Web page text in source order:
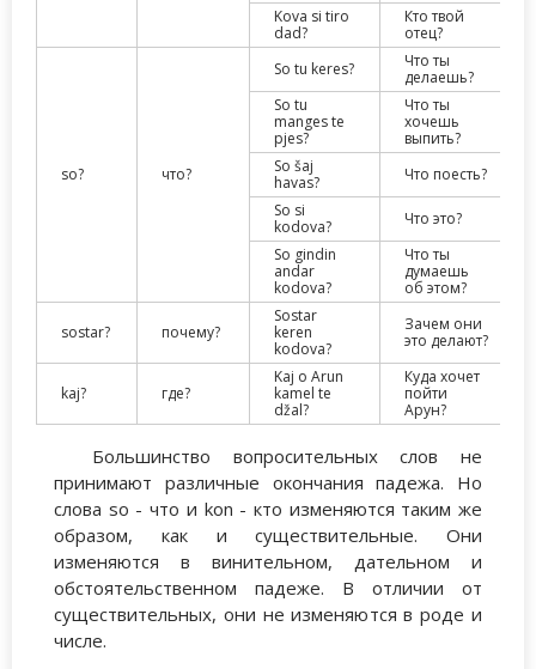
Kova si tiro
dad?
Кто твой
отец?
so? что?
So tu keres?
Что ты
делаешь?
So tu
manges te
pjes?
Что ты
хочешь
выпить?
So šaj
havas?
Что поесть?
So si
kodova?
Что это?
So gindin
andar
kodova?
Что ты
думаешь
об этом?
sostar? почему?
Sostar
keren
kodova?
Зачем они
это делают?
kaj? где?
Kaj o Arun
kamel te
džal?
Куда хочет
пойти
Арун?
Большинство вопросительных слов не
принимают различные окончания падежа. Но
слова so - что и kon - кто изменяются таким же
образом, как и существительные. Они
изменяются в винительном, дательном и
обстоятельственном падеже. В отличии от
существительных, они не изменяются в роде и
числе.